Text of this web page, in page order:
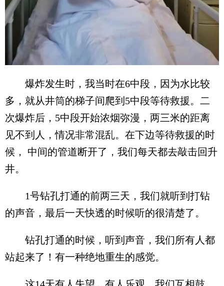
爆炸发生时，我当时在6中段，因为水比较
多，就从井筒的梯子间爬到5中段等待救援。二
次爆炸后，5中段开始浓烟弥漫，两三米的距离
见不到人，情况非常混乱。在下边等待救援的时
候， 中间的管道断开了，我们每天都去敲击回升
井。
1号钻孔打通的前两三天，我们就听到打钻
的声音，最后一天快透的时候听的很清楚了。
钻孔打通的时候，听到声音，我们所有人都
站起来了！有一种绝地重生的感觉。